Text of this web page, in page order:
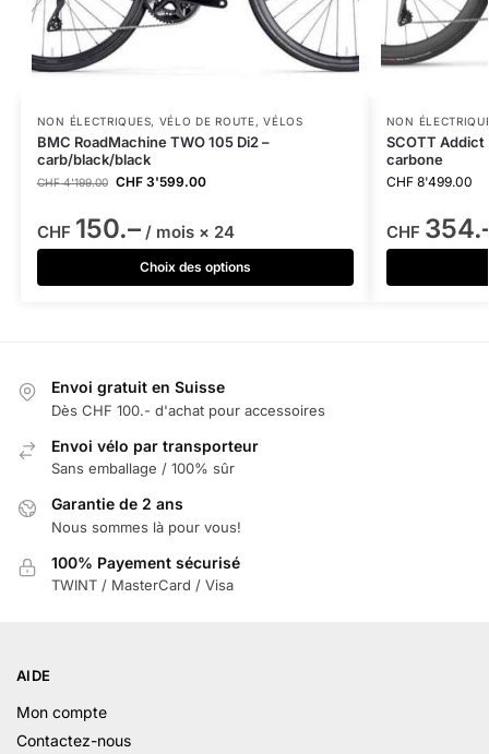
NON ÉLECTRIQUES, VÉLO DE ROUTE,VÉLOS
BMC RoadMachine TWO 105 Di2 –
carb/black/black
CHF4'199.00 CHF3'599.00
CHF 150.–/ mois × 24
Choix des options
NON
SCOTT Addict
carbone
CHF8'499.00
CHF
Envoi gratuit en Suisse
Dès CHF 100.- d'achat pour accessoires
Envoi vélo par transporteur
Sans emballage / 100% sûr
Garantie de 2 ans
Nous sommes là pour vous!
100% Payement sécurisé
TWINT / MasterCard / Visa
AIDE
Mon compte
Contactez-nous